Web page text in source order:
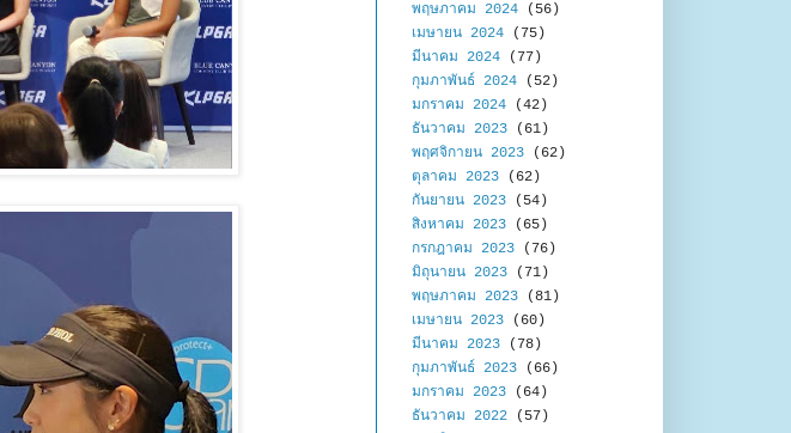
พฤษภาคม 2024 (56)
เมษายน 2024 (75)
มีนาคม 2024 (77)
กุมภาพันธ์ 2024 (52)
มกราคม 2024 (42)
ธันวาคม 2023 (61)
พฤศจิกายน 2023 (62)
ตุลาคม 2023 (62)
กันยายน 2023 (54)
สิงหาคม 2023 (65)
กรกฎาคม 2023 (76)
มิถุนายน 2023 (71)
พฤษภาคม 2023 (81)
เมษายน 2023 (60)
มีนาคม 2023 (78)
กุมภาพันธ์ 2023 (66)
มกราคม 2023 (64)
ธันวาคม 2022 (57)